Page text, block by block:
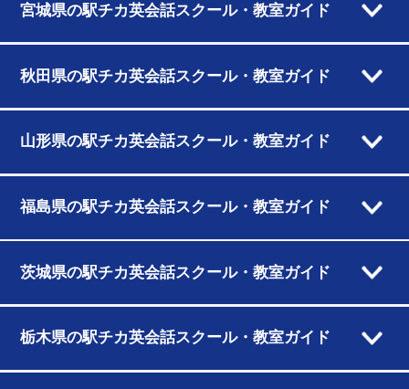
宮城県の駅チカ英会話スクール・教室ガイド
秋田県の駅チカ英会話スクール・教室ガイド
山形県の駅チカ英会話スクール・教室ガイド
福島県の駅チカ英会話スクール・教室ガイド
茨城県の駅チカ英会話スクール・教室ガイド
栃木県の駅チカ英会話スクール・教室ガイド